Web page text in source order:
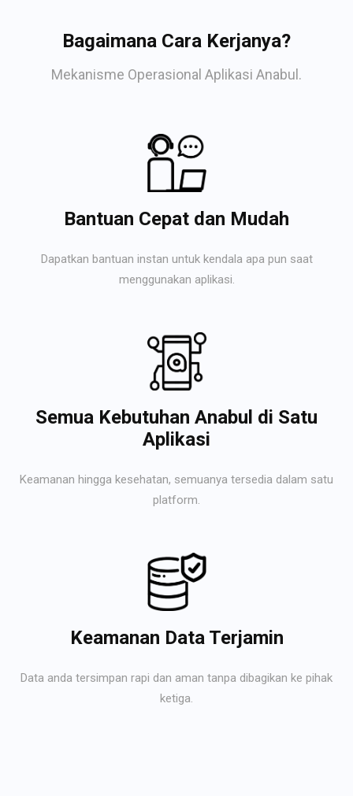
Bagaimana Cara Kerjanya?
Mekanisme Operasional Aplikasi Anabul.
Bantuan Cepat dan Mudah
Dapatkan bantuan instan untuk kendala apa pun saat
menggunakan aplikasi.
Semua Kebutuhan Anabul di Satu
Aplikasi
Keamanan hingga kesehatan, semuanya tersedia dalam satu
platform.
Keamanan Data Terjamin
Data anda tersimpan rapi dan aman tanpa dibagikan ke pihak
ketiga.